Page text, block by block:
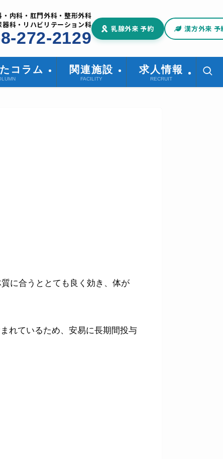
コラム 関連施設
FACILITY
求人情報
RECRUIT
・内科・肛門外科・整形外科
器科・リハビリテーション科
272-2129 乳腺外来 予約 漢方外来 予
に合うととても良く効き、体が
れているため、安易に長期間投与